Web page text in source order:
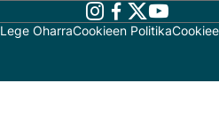
Lege OharraCookieen Politika